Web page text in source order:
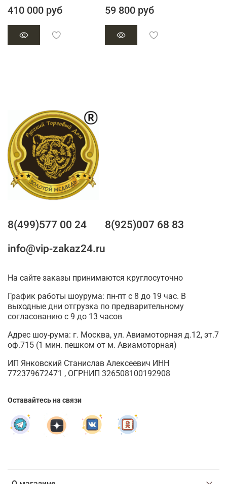
410 000 руб 59 800 руб
8(499)577 00 24
8(925)007 68 83
info@vip-zakaz24.ru
На сайте заказы принимаются круглосуточно
График работы шоурума: пн-пт с 8 до 19 час. В
выходные дни отгрузка по предварительному
согласованию с 9 до 13 часов
Адрес шоу-рума: г. Москва, ул. Авиамоторная д.12, эт.7
оф.715 (1 мин. пешком от м. Авиамоторная)
ИП Янковский Станислав Алексеевич ИНН
772379672471 , ОГРНИП 326508100192908
Оставайтесь на связи